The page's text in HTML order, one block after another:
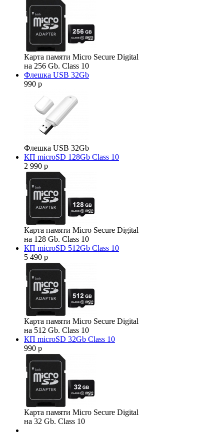
Карта памяти Micro Secure Digital
на 256 Gb. Class 10
Флешка USB 32Gb
990 р
Флешка USB 32Gb
КП microSD 128Gb Class 10
2 990 р
Карта памяти Micro Secure Digital
на 128 Gb. Class 10
КП microSD 512Gb Class 10
5 490 р
Карта памяти Micro Secure Digital
на 512 Gb. Class 10
КП microSD 32Gb Class 10
990 р
Карта памяти Micro Secure Digital
на 32 Gb. Class 10